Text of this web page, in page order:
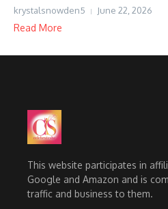
krystalsnowden5 June 22, 2026
Read More
This website participates in
Google and Amazon and is
traffic and business to them.